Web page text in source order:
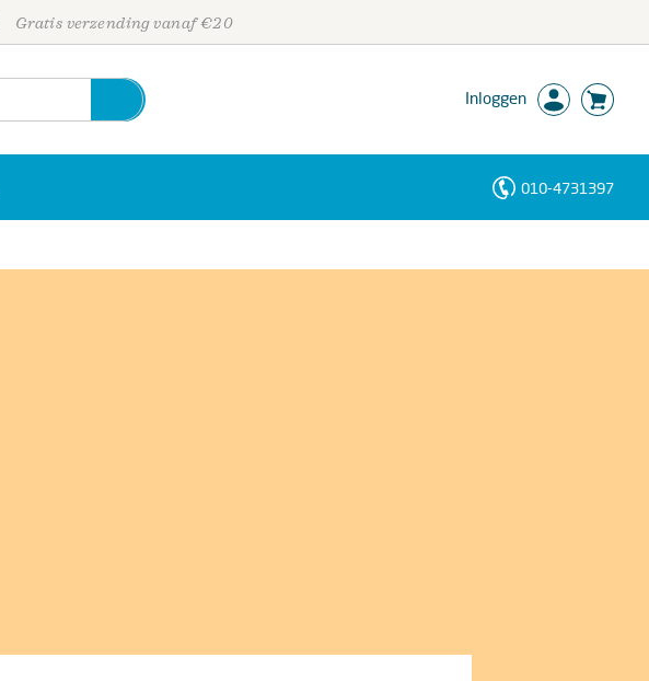
Gratis verzending vanaf €20
Inloggen
010-4731397
Personen